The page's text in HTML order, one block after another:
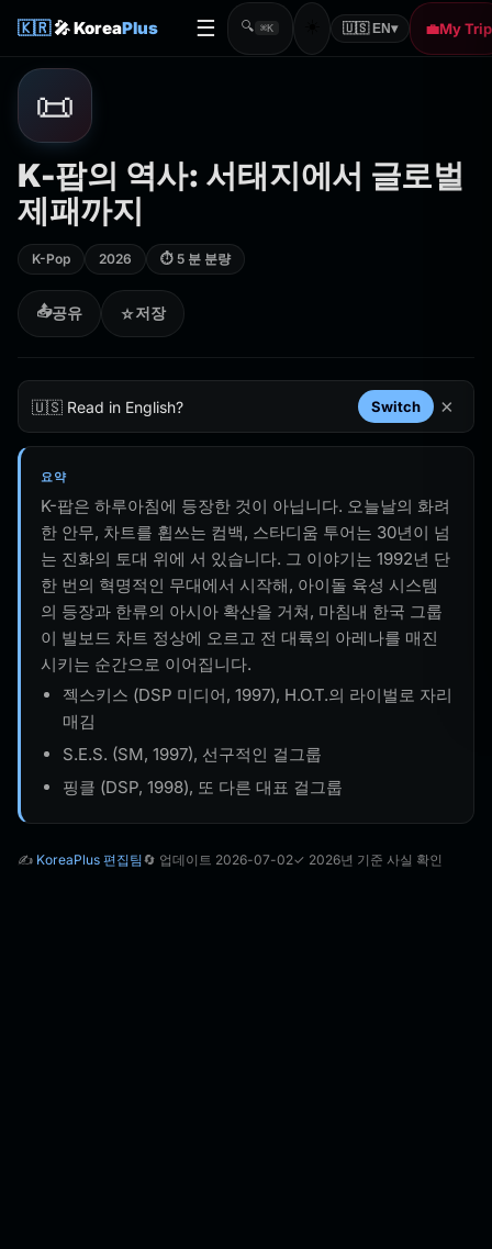
🇰🇷🎤 KoreaPlus ☰ 🔍 ⌘K 🇺🇸 EN▾ 💼My Trip
📜
K-팝의 역사: 서태지에서 글로벌
제패까지
K-Pop 2026 ⏱ 5 분 분량
📤공유 ☆저장
🇺🇸 Read in English? Switch ×
요약
K-팝은 하루아침에 등장한 것이 아닙니다. 오늘날의 화려
한 안무, 차트를 휩쓰는 컴백, 스타디움 투어는 30년이 넘
는 진화의 토대 위에 서 있습니다. 그 이야기는 1992년 단
한 번의 혁명적인 무대에서 시작해, 아이돌 육성 시스템
의 등장과 한류의 아시아 확산을 거쳐, 마침내 한국 그룹
이 빌보드 차트 정상에 오르고 전 대륙의 아레나를 매진
시키는 순간으로 이어집니다.
젝스키스 (DSP 미디어, 1997), H.O.T.의 라이벌로 자리
매김
S.E.S. (SM, 1997), 선구적인 걸그룹
핑클 (DSP, 1998), 또 다른 대표 걸그룹
✍️ KoreaPlus 편집팀🔄 업데이트 2026-07-02✓ 2026년 기준 사실 확인